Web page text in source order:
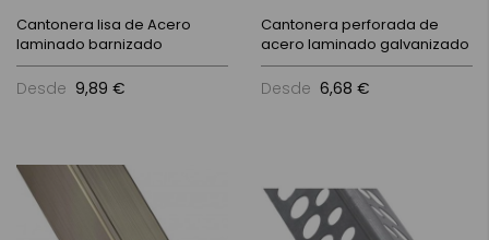
Cantonera lisa de Acero
laminado barnizado
Desde 9,89 €
Cantonera perforada de
acero laminado galvanizado
Desde 6,68 €